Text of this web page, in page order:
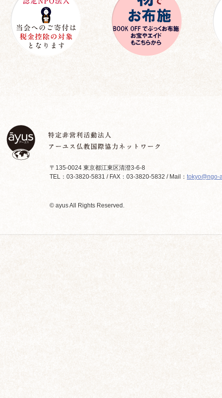
〒135-0024 東京都江東区清澄3-6-8
TEL：03-3820-5831 / FAX：03-3820-5832 / Mail： tokyo@ngo-
© ayus All Rights Reserved.